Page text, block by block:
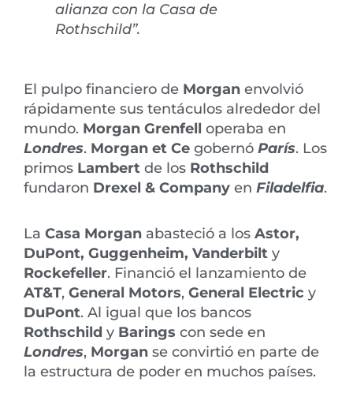
alianza con la Casa de
Rothschild”.
El pulpo financiero de Morgan envolvió
rápidamente sus tentáculos alrededor del
mundo. Morgan Grenfell operaba en
Londres. Morgan et Ce gobernó París. Los
primos Lambert de los Rothschild
fundaron Drexel & Company en Filadelfia.
La Casa Morgan abasteció a los Astor,
DuPont, Guggenheim, Vanderbilt y
Rockefeller. Financió el lanzamiento de
AT&T, General Motors, General Electric y
DuPont. Al igual que los bancos
Rothschild y Barings con sede en
Londres, Morgan se convirtió en parte de
la estructura de poder en muchos países.